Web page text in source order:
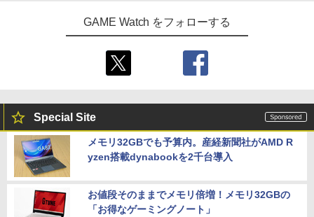
GAME Watch をフォローする
Special Site
メモリ32GBでも予算内。産経新聞社がAMD R
yzen搭載dynabookを2千台導入
お値段そのままでメモリ倍増！メモリ32GBの
「お得なゲーミングノート」